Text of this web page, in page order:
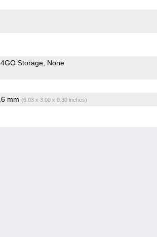
Storage None
mm (6.03 x 3.00 x 0.30 inches)